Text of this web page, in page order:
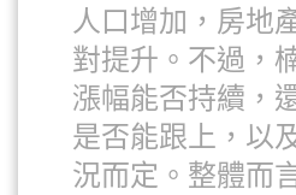
人口增加，房地
對提升。不過，
漲幅能否持續，
是否能跟上，以
況而定。整體而